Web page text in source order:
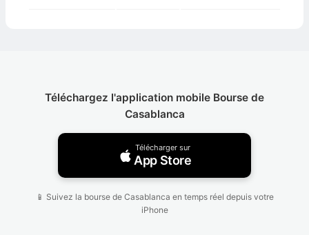
Téléchargez l'application mobile Bourse de
Casablanca
Télécharger sur
App Store
📱 Suivez la bourse de Casablanca en temps réel depuis votre
iPhone